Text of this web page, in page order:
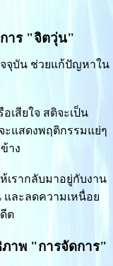
การ "จิตวุ่น"
จุบัน ช่วยแก้ปัญหาใน
เสียใจ สติจะเป็น
ะแสดงพฤติกรรมแย่ๆ
าง
เรากลับมาอยู่กับงาน
ละลดความเหนื่อย
ต
ภาพ "การจัดการ"